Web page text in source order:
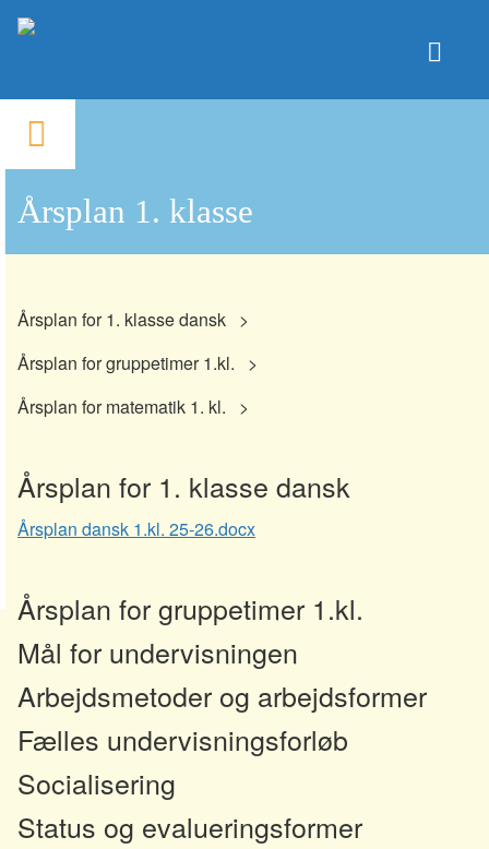
Om Højbo
ElevIntra
Årsplan
1.
klasse
Årsplan 1. klasse
Årsplan for 1. klasse dansk
Årsplan for gruppetimer 1.kl.
Årsplan for matematik 1. kl.
Årsplan for 1. klasse dansk
Årsplan dansk 1.kl. 25-26.docx
Årsplan for gruppetimer 1.kl.
Mål for undervisningen
Arbejdsmetoder og arbejdsformer
Fælles undervisningsforløb
Socialisering
Status og evalueringsformer